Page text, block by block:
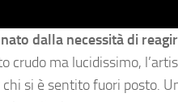
dalla necessità di
crudo ma lucidissimo,
si è sentito fuori posto.